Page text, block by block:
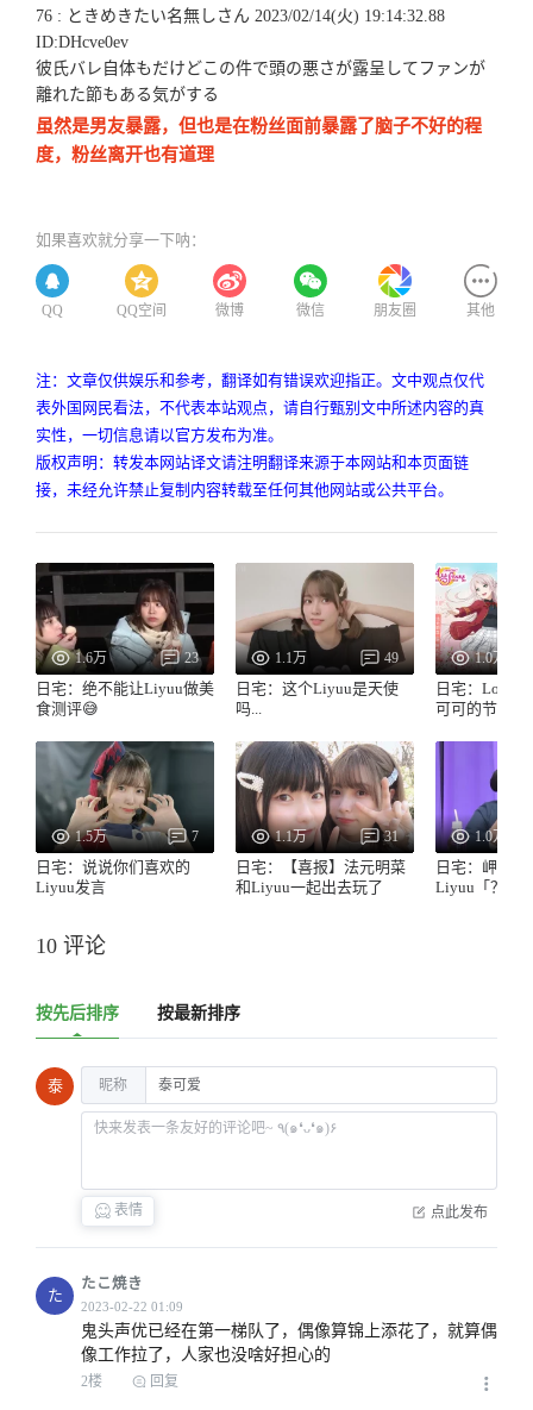
76 : ときめきたい名無しさん 2023/02/14(火) 19:14:32.88
ID:DHcve0ev
彼氏バレ自体もだけどこの件で頭の悪さが露呈してファンが
離れた節もある気がする
虽然是男友暴露，但也是在粉丝面前暴露了脑子不好的程
度，粉丝离开也有道理
如果喜欢就分享一下呐：
QQ QQ空间 微博 微信 朋友圈 其他
注：文章仅供娱乐和参考，翻译如有错误欢迎指正。文中观点仅代
表外国网民看法，不代表本站观点，请自行甄别文中所述内容的真
实性，一切信息请以官方发布为准。
版权声明：转发本网站译文请注明翻译来源于本网站和本页面链
接，未经允许禁止复制内容转载至任何其他网站或公共平台。
1.6万 23
日宅：绝不能让Liyuu做美
食测评😅
1.5万 7
日宅：说说你们喜欢的
Liyuu发言
1.1万 49
日宅：这个Liyuu是天使
吗...
1.1万 31
日宅：【喜报】法元明菜
和Liyuu一起出去玩了
1.0万
日宅：
可可的节目第
1.0万
日宅：岬奈
Liyuu「？」
10 评论
按先后排序 按最新排序
泰 昵称
表情 点此发布
た
たこ焼き
鬼头声优已经在第一梯队了，偶像算锦上添花了，就算偶
像工作拉了，人家也没啥好担心的
2楼 回复